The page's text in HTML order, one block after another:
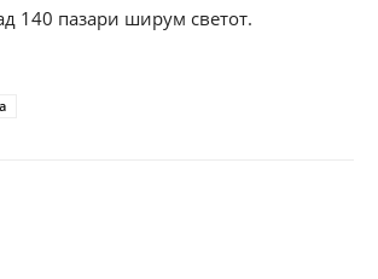
140 пазари ширум светот.